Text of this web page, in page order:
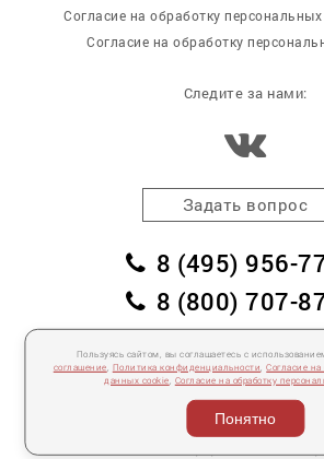
Пользуясь сайтом, вы соглашаетесь с
соглашение Политика конфиденциальности ,Согласие на
данных cookie Согласие на обработку
Понятно
Согласие на обработку
Согласие на обработку
Следите за нами:
Задать вопрос
8 (495) 956-
8 (800) 707-
пл. Победы, дом 2,
Для спецификаций и предложений:
Выставленные на данном сайте предложения
Количество товара ограничено.
© 2007—2026 «Интерьерный салон №1» Все